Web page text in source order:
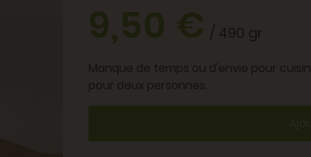
9,50 €/ 490 gr
Manque de temps ou d'envie pour
pour deux personnes.